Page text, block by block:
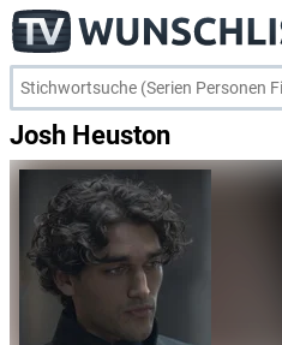
Josh Heuston